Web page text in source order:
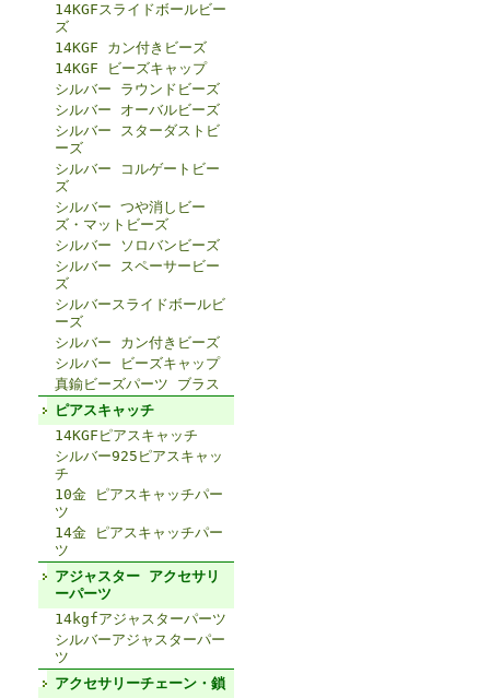
14KGFスライドボールビー
ズ
14KGF カン付きビーズ
14KGF ビーズキャップ
シルバー ラウンドビーズ
シルバー オーバルビーズ
シルバー スターダストビ
ーズ
シルバー コルゲートビー
ズ
シルバー つや消しビー
ズ・マットビーズ
シルバー ソロバンビーズ
シルバー スペーサービー
ズ
シルバースライドボールビ
ーズ
シルバー カン付きビーズ
シルバー ビーズキャップ
真鍮ビーズパーツ ブラス
ピアスキャッチ
14KGFピアスキャッチ
シルバー925ピアスキャッ
チ
10金 ピアスキャッチパー
ツ
14金 ピアスキャッチパー
ツ
アジャスター アクセサリ
ーパーツ
14kgfアジャスターパーツ
シルバーアジャスターパー
ツ
アクセサリーチェーン・鎖